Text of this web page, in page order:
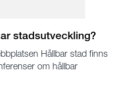
stadsutveckling?
Hållbar stad finns
om hållbar